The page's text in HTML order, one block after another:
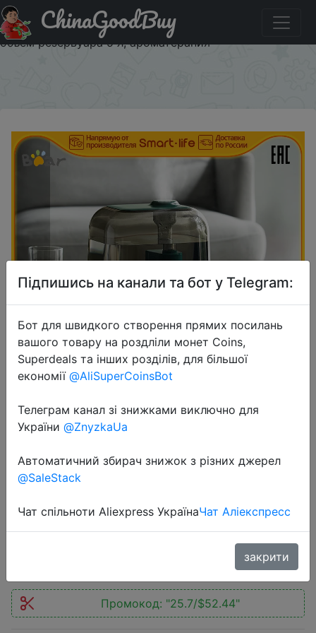
Код на знижку 25.7/$52.44 Настольный увлажнитель
воздуха Bear JSQ-F50D2 для дома, спальни, офиса,
объём резервуара 5 л, ароматерапия
ChinaGoodBuy
2022-04-13
Настольный увлажнитель воздуха
Bear JSQ-F50D2 для дома,
спальни, офиса, объём
Промокод: "25.7/$52.44"
Підпишись на канали та бот у Telegram:
Бот для швидкого створення прямих посилань
вашого товару на роздліли монет Coins,
Superdeals та інших розділів, для більшої
економії @AliSuperCoinsBot
Телеграм канал зі знижками виключно для
України @ZnyzkaUa
Автоматичний збирач знижок з різних джерел
@SaleStack
Чат спільноти Aliexpress УкраїнаЧат Аліекспресс
закрити